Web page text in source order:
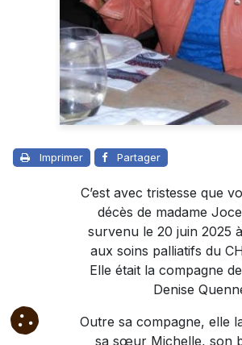
Imprimer Partager
C’est avec tristesse que
décès de madame
survenu le 20 juin 2025
aux soins palliatifs du
Elle était la compagne
Denise
Outre sa compagne, elle
sa sœur Michelle, son